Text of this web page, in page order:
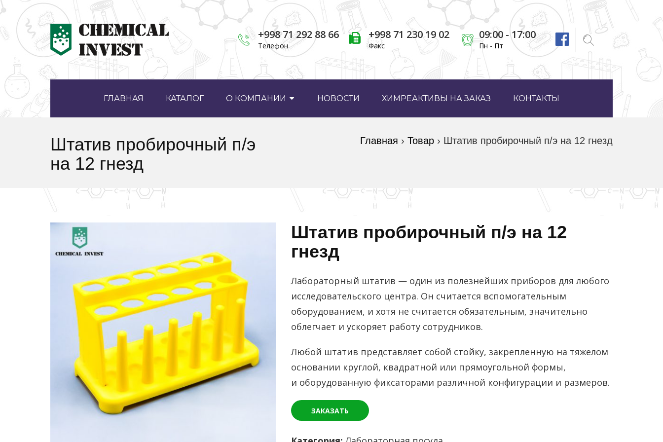
+998 71 292 88 66
Телефон
+998 71 230 19 02
Факс
09:00 - 17:00
Пн - Пт
ГЛАВНАЯ КАТАЛОГ О КОМПАНИИ НОВОСТИ ХИМРЕАКТИВЫ НА ЗАКАЗ КОНТАКТЫ
Штатив пробирочный п/э
на 12 гнезд
Главная › Товар › Штатив пробирочный п/э на 12 гнезд
Штатив пробирочный п/э на 12
гнезд
Лабораторный штатив — один из полезнейших приборов для любого
исследовательского центра. Он считается вспомогательным
оборудованием, и хотя не считается обязательным, значительно
облегчает и ускоряет работу сотрудников.
Любой штатив представляет собой стойку, закрепленную на тяжелом
основании круглой, квадратной или прямоугольной формы,
и оборудованную фиксаторами различной конфигурации и размеров.
ЗАКАЗАТЬ